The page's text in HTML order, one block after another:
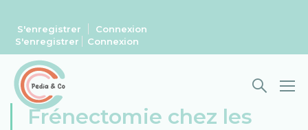
S'enregistrer
Connexion
S'enregistrer
Connexion
Frénectomie chez les